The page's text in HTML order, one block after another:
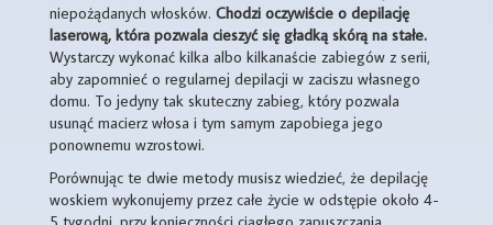
niepożądanych włosków. Chodzi oczywiście o depilację
laserową, która pozwala cieszyć się gładką skórą na stałe.
Wystarczy wykonać kilka albo kilkanaście zabiegów z serii,
aby zapomnieć o regularnej depilacji w zaciszu własnego
domu. To jedyny tak skuteczny zabieg, który pozwala
usunąć macierz włosa i tym samym zapobiega jego
ponownemu wzrostowi.
Porównując te dwie metody musisz wiedzieć, że depilację
woskiem wykonujemy przez całe życie w odstępie około 4-